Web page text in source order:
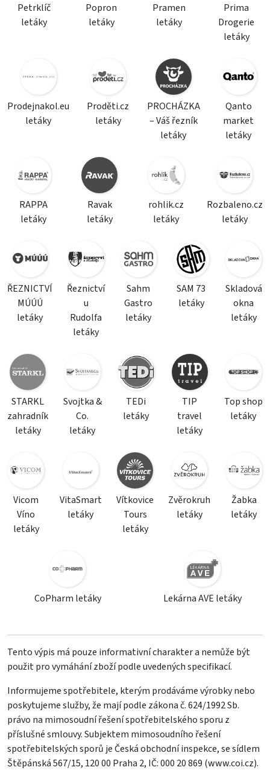
Petrklíč
letáky
Popron
letáky
Pramen
letáky
Prima
Drogerie
letáky
Prodejnakol.eu
letáky
Proděti.cz
letáky
PROCHÁZKA
– Váš řezník
letáky
Qanto
market
letáky
RAPPA
letáky
Ravak
letáky
rohlik.cz
letáky
Rozbaleno.cz
letáky
ŘEZNICTVÍ
MÚÚÚ
letáky
Řeznictví
u
Rudolfa
letáky
Sahm
Gastro
letáky
SAM 73
letáky
Skladová
okna
letáky
STARKL
zahradník
letáky
Svojtka &
Co.
letáky
TEDi
letáky
TIP
travel
letáky
Top shop
letáky
Vicom
Víno
letáky
VitaSmart
letáky
Vítkovice
Tours
letáky
Zvěrokruh
letáky
Žabka
letáky
CoPharm letáky Lekárna AVE letáky
Tento výpis má pouze informativní charakter a nemůže být
použit pro vymáhání zboží podle uvedených specifikací.
Informujeme spotřebitele, kterým prodáváme výrobky nebo
poskytujeme služby, že mají podle zákona č. 624/1992 Sb.
právo na mimosoudní řešení spotřebitelského sporu z
příslušné smlouvy. Subjektem mimosoudního řešení
spotřebitelských sporů je Česká obchodní inspekce, se sídlem
Štěpánská 567/15, 120 00 Praha 2, IČ: 000 20 869 (www.coi.cz).